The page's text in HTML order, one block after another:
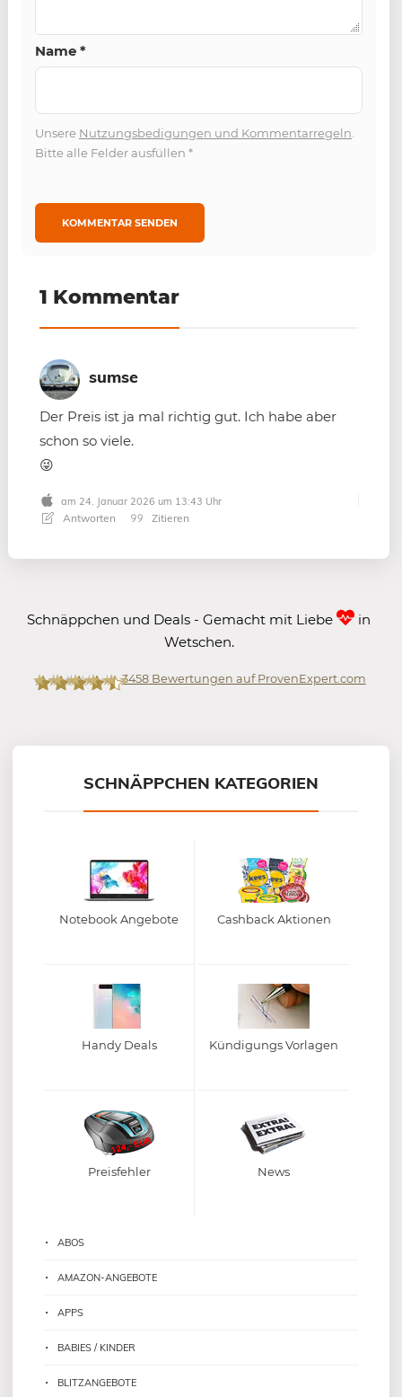
Name *
Unsere Nutzungsbedigungen und Kommentarregeln.
Bitte alle Felder ausfüllen *
1 Kommentar
sumse
Der Preis ist ja mal richtig gut. Ich habe aber
schon so viele.
😜
am 24. Januar 2026 um 13:43 Uhr
Antworten Zitieren
Schnäppchen und Deals - Gemacht mit Liebe
in
Wetschen.
3458Bewertungen auf ProvenExpert.com
SCHNÄPPCHEN KATEGORIEN
Notebook Angebote Cashback Aktionen
Handy Deals Kündigungs Vorlagen
Preisfehler News
ABOS
AMAZON-ANGEBOTE
APPS
BABIES / KINDER
BLITZANGEBOTE